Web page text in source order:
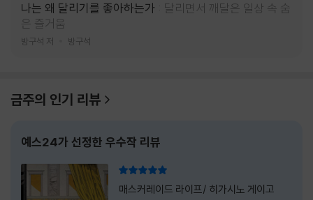
나는 왜 달리기를 좋아하는가
달리면서 깨달은 일상 속 숨
은 즐거움
방구석 저 방구석
금주의 인기 리뷰
예스24가 선정한 우수작 리뷰
매스커레이드 라이프/ 히가시노 게이고